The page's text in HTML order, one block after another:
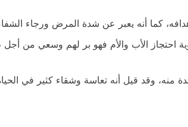
كما أنه يعبر عن شدة المرض ورجاء
احتجاز الأب والأم فهو بر لهم وسعي من أجل
منه، وقد قيل أنه تعاسة وشقاء كثير في